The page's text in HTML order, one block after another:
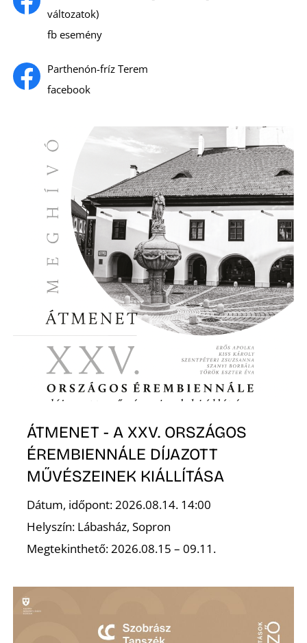
változatok)
fb esemény
Parthenón-fríz Terem
facebook
ÁTMENET - A XXV. ORSZÁGOS
ÉREMBIENNÁLE DÍJAZOTT
MŰVÉSZEINEK KIÁLLÍTÁSA
Dátum, időpont: 2026.08.14. 14:00
Helyszín: Lábasház, Sopron
Megtekinthető: 2026.08.15 – 09.11.